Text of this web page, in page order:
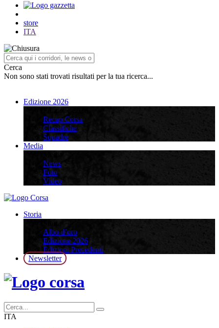
store
ITA
Cerca
Non sono stati trovati risultati per la tua ricerca...
Edizione 2026
Recap Corsa
Classifiche
Squadre
Media
News
Foto
Video
Storia
Albo d’oro
Edizione 2026
Edizioni Precedenti
Newsletter
ITA